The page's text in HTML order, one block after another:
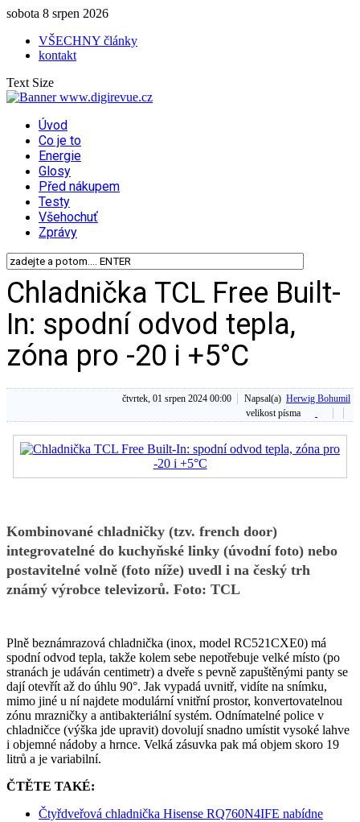
sobota 8 srpen 2026
VŠECHNY články
kontakt
Text Size
Úvod
Co je to
Energie
Glosy
Před nákupem
Testy
Všehochuť
Zprávy
Chladnička TCL Free Built-
In: spodní odvod tepla,
zóna pro -20 i +5°C
čtvrtek, 01 srpen 2024 00:00 Napsal(a) Herwig Bohumil
velikost písma
Kombinované chladničky (tzv. french door)
integrovatelné do kuchyňské linky (úvodní foto) nebo
postavitelné volně (foto níže) uvedl i na český trh
známý výrobce televizorů. Foto: TCL
Plně beznámrazová chladnička (inox, model RC521CXE0) má
spodní odvod tepla, takže kolem sebe nepotřebuje velké místo (po
stranách je udáván centimetr) a dveře s pevně zapuštěnými panty se
dají otevřít až do úhlu 90°. Jak vypadá uvnitř, vidíte na snímku,
mimo jiné u ní najdete modulární vnitřní prostor, konvertovatelnou
zónu mrazničky a antibakteriální systém. Odnímatelné police v
chladničce (výška jde upravit) dovolují snadno umístit vysoké lahve
i objemné nádoby a hrnce. Velká zásuvka pak má objem skoro 19
litrů a je variabilní.
ČTĚTE TAKÉ:
Čtyřdveřová chladnička Hisense RQ760N4IFE nabídne